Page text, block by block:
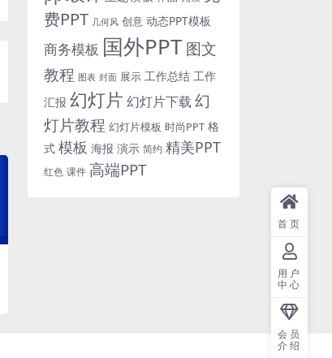
费PPT 几何风 创意 动态PPT模板
商务模板 国外PPT图文
教程 图表 封面 展示 工作总结 工作
汇报 幻灯片 幻灯片下载 幻
灯片教程 幻灯片模板 时尚PPT 格
式 模板 海报 演示 简约 精美PPT
红色 课件 高端PPT
首页
用户
中心
会员
介绍